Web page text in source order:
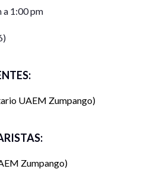
a 1:00 pm
UAEM Zumpango
Zumpango